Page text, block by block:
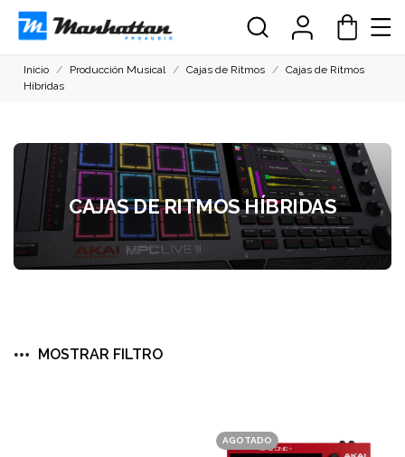
Inicio Producción Musical Cajas de Ritmos
Cajas de Ritmos
Híbridas
CAJAS DE RITMOS HÍBRIDAS
MOSTRAR FILTRO
AGOTADO